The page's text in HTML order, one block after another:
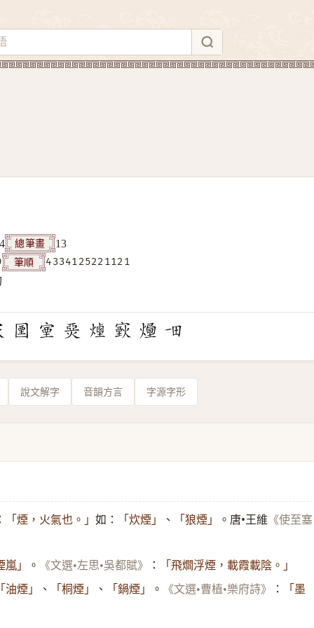
4 總筆畫 13
筆順 4334125221121
說文解字 音韻方言 字源字形
： 「煙，火氣也。」如： 「炊煙」 、 「狼煙」 。唐•王維 《使至塞
嵐」 。 《文選•左思•吳都賦》 ： 「飛爓浮煙，載霞載陰。」
「油煙」 、 「桐煙」 、 「鍋煙」 。 《文選•曹植•樂府詩》 ：
「墨